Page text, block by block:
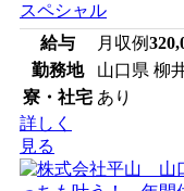
スペシャル
給与
月収例
勤務地
山口県 柳
寮・社宅 あり
詳しく
見る